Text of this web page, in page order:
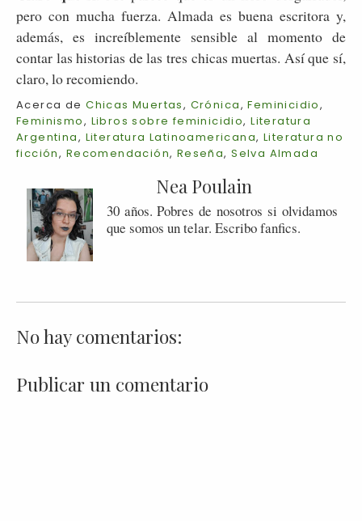
pero con mucha fuerza. Almada es buena escritora y,
además, es increíblemente sensible al momento de
contar las historias de las tres chicas muertas. Así que sí,
claro, lo recomiendo.
Acerca deChicas Muertas, Crónica,Feminicidio,
Feminismo, Libros sobre feminicidio,Literatura
Argentina, Literatura Latinoamericana, Literatura no
ficción, Recomendación, Reseña,Selva Almada
Nea Poulain
30 años. Pobres de nosotros si olvidamos
que somos un telar. Escribo fanfics.
No hay comentarios:
Publicar un comentario